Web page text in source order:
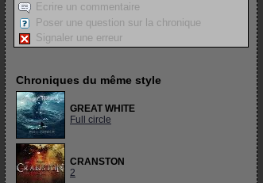
Ecrire un commentaire
Poser une question sur la chronique
Signaler une erreur
Chroniques du même style
GREAT WHITE
Full circle
CRANSTON
2